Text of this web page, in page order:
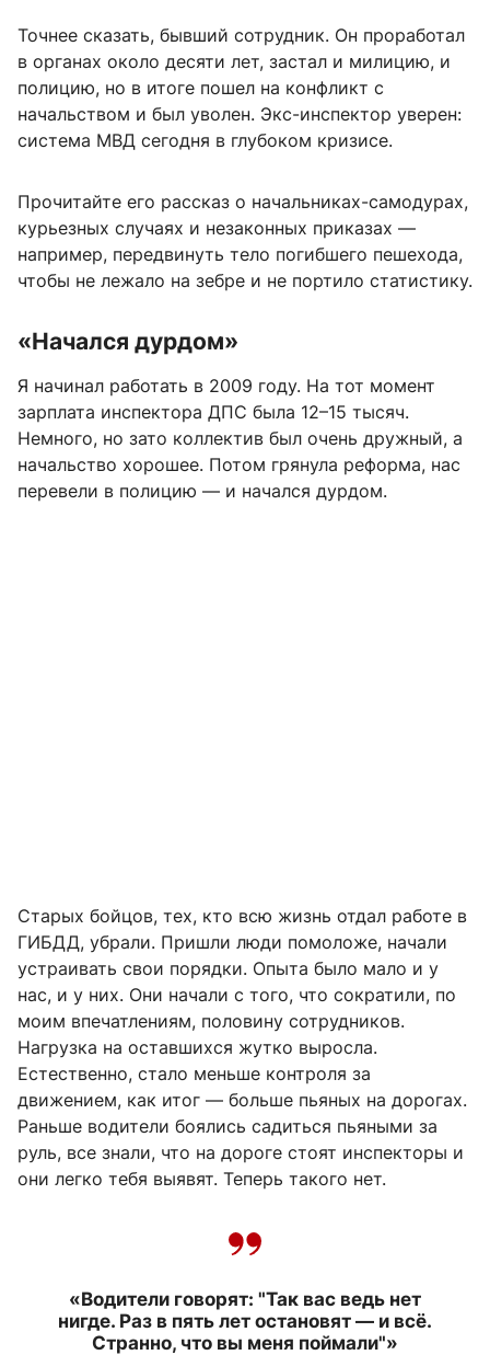
Точнее сказать, бывший сотрудник. Он проработал
в органах около десяти лет, застал и милицию, и
полицию, но в итоге пошел на конфликт с
начальством и был уволен. Экс-инспектор уверен:
система МВД сегодня в глубоком кризисе.
Прочитайте его рассказ о начальниках-самодурах,
курьезных случаях и незаконных приказах —
например, передвинуть тело погибшего пешехода,
чтобы не лежало на зебре и не портило статистику.
«Начался дурдом»
Я начинал работать в 2009 году. На тот момент
зарплата инспектора ДПС была 12–15 тысяч.
Немного, но зато коллектив был очень дружный, а
начальство хорошее. Потом грянула реформа, нас
перевели в полицию — и начался дурдом.
Старых бойцов, тех, кто всю жизнь отдал работе в
ГИБДД, убрали. Пришли люди помоложе, начали
устраивать свои порядки. Опыта было мало и у
нас, и у них. Они начали с того, что сократили, по
моим впечатлениям, половину сотрудников.
Нагрузка на оставшихся жутко выросла.
Естественно, стало меньше контроля за
движением, как итог — больше пьяных на дорогах.
Раньше водители боялись садиться пьяными за
руль, все знали, что на дороге стоят инспекторы и
они легко тебя выявят. Теперь такого нет.
«Водители говорят: "Так вас ведь нет
нигде. Раз в пять лет остановят — и всё.
Странно, что вы меня поймали"»